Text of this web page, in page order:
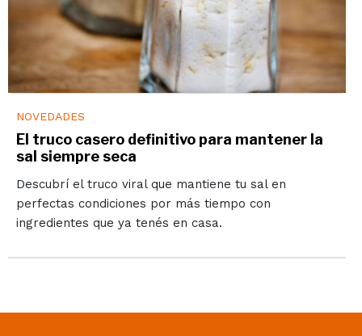
NOVEDADES
El truco casero definitivo para mantener la
sal siempre seca
Descubrí el truco viral que mantiene tu sal en
perfectas condiciones por más tiempo con
ingredientes que ya tenés en casa.